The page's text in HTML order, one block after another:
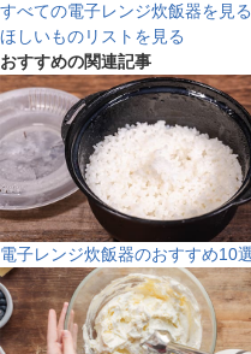
すべての電子レンジ炊飯器を見る
ほしいものリストを見る
おすすめの関連記事
電子レンジ炊飯器のおすすめ10